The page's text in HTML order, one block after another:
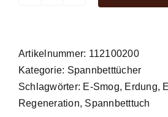
100x200
cm
Menge
Artikelnummer: 112100200
Kategorie: Spannbetttücher
Schlagwörter: E-Smog, Erdung,
Regeneration, Spannbetttuch